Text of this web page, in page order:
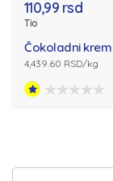
110,99 rsd
Tio
Čokoladni
4,439.60 RSD/kg